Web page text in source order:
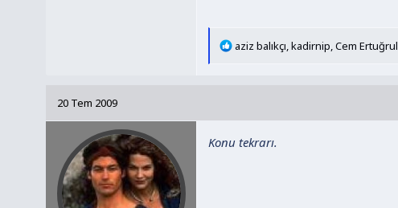
T
l
e
aziz balıkçı,kadirnip,Cem Ertuğrul
20 Tem 2009
Konu tekrarı.